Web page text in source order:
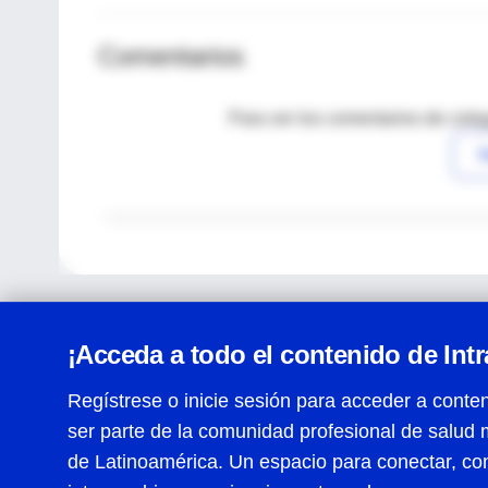
Comentarios
Para ver los comentarios de
¡Acceda a todo el contenido de
Regístrese o inicie sesión para acceder a
ser parte de la comunidad profesional de salud
de Latinoamérica. Un espacio para conectar,
Centro de Ayuda